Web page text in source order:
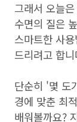
그래서 오늘
수면의 질은
스마트한 사
드리려고 합
단순히 '몇 도
경에 맞춘 최
배워볼까요?